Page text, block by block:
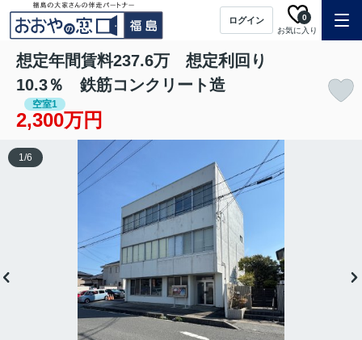
ログイン
お気に入り
0
想定年間賃料237.6万 想定利回り
10.3％ 鉄筋コンクリート造
空室1
2,300万円
1/6